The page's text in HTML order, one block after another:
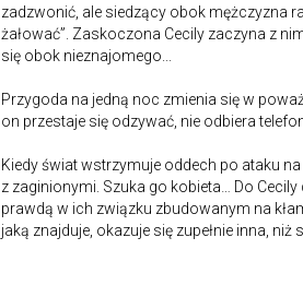
zadzwonić, ale siedzący obok mężczyzna
żałować”. Zaskoczona Cecily zaczyna z
się obok nieznajomego...
Przygoda na jedną noc zmienia się w
on przestaje się odzywać, nie odbiera
Kiedy świat wstrzymuje oddech po ataku
z zaginionymi. Szuka go kobieta… Do
prawdą w ich związku zbudowanym na
jaką znajduje, okazuje się zupełnie inna, niż